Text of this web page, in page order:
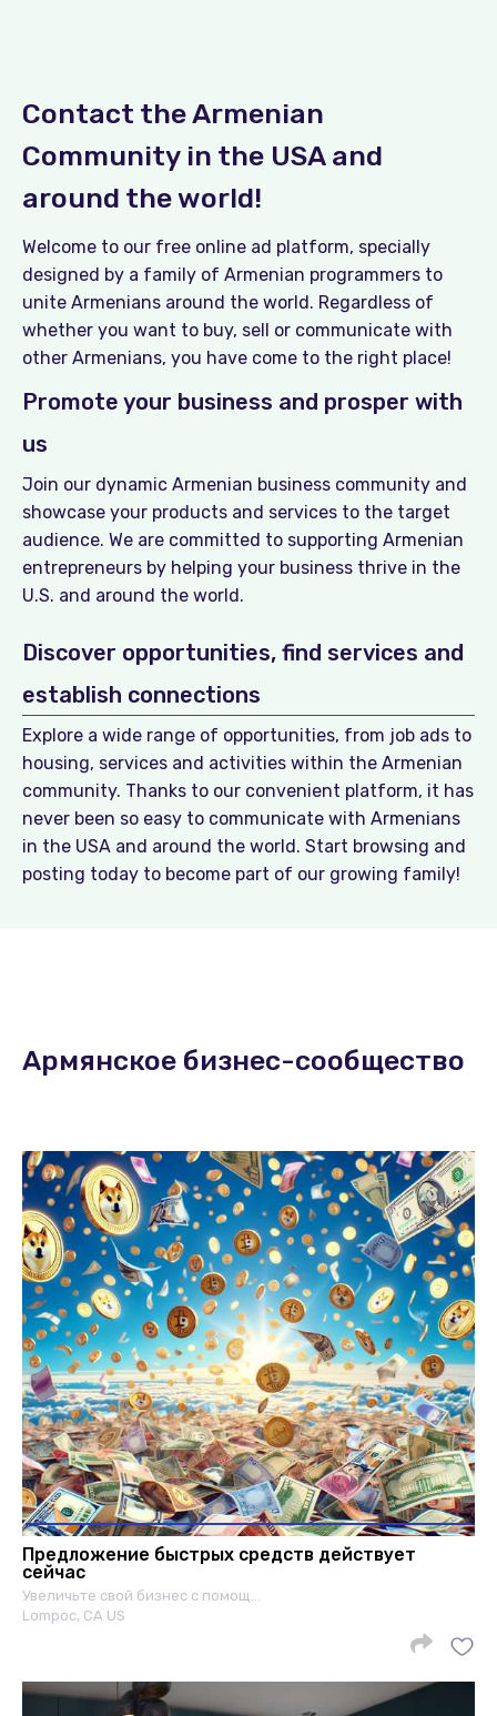
Contact the Armenian
Community in the USA and
around the world!
Welcome to our free online ad platform, specially
designed by a family of Armenian programmers to
unite Armenians around the world. Regardless of
whether you want to buy, sell or communicate with
other Armenians, you have come to the right place!
Promote your business and prosper with
us
Join our dynamic Armenian business community and
showcase your products and services to the target
audience. We are committed to supporting Armenian
entrepreneurs by helping your business thrive in the
U.S. and around the world.
Discover opportunities, find services and
establish connections
Explore a wide range of opportunities, from job ads to
housing, services and activities within the Armenian
community. Thanks to our convenient platform, it has
never been so easy to communicate with Armenians
in the USA and around the world. Start browsing and
posting today to become part of our growing family!
Армянское бизнес-сообщество
Предложение быстрых средств действует
сейчас
Увеличьте свой бизнес с помощ…
Lompoc, CA US